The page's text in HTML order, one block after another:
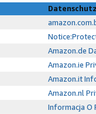
Amazon.de
Amazon.ie
Amazon.it
Amazon.nl
Informacja O